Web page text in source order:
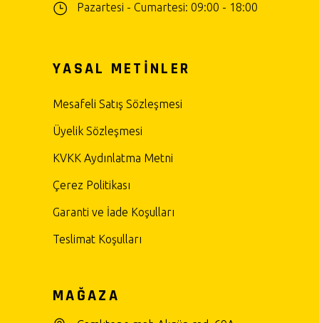
Pazartesi - Cumartesi: 09:00 - 18:00
YASAL METİNLER
Mesafeli Satış Sözleşmesi
Üyelik Sözleşmesi
KVKK Aydınlatma Metni
Çerez Politikası
Garanti ve İade Koşulları
Teslimat Koşulları
MAĞAZA